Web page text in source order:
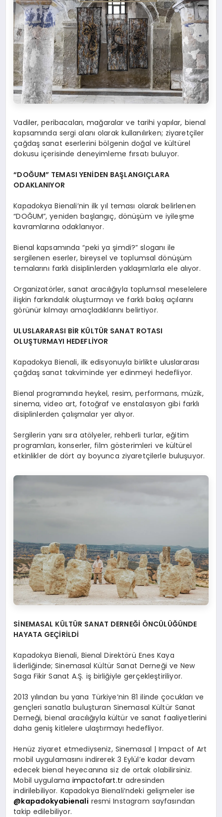
Vadiler, peribacaları, mağaralar ve tarihi yapılar, bienal
kapsamında sergi alanı olarak kullanılırken; ziyaretçiler
çağdaş sanat eserlerini bölgenin doğal ve kültürel
dokusu içerisinde deneyimleme fırsatı buluyor.
“DOĞUM” TEMASI YENİDEN BAŞLANGIÇLARA
ODAKLANIYOR
Kapadokya Bienali’nin ilk yıl teması olarak belirlenen
“DOĞUM”, yeniden başlangıç, dönüşüm ve iyileşme
kavramlarına odaklanıyor.
Bienal kapsamında “peki ya şimdi?” sloganı ile
sergilenen eserler, bireysel ve toplumsal dönüşüm
temalarını farklı disiplinlerden yaklaşımlarla ele alıyor.
Organizatörler, sanat aracılığıyla toplumsal meselelere
ilişkin farkındalık oluşturmayı ve farklı bakış açılarını
görünür kılmayı amaçladıklarını belirtiyor.
ULUSLARARASI BİR KÜLTÜR SANAT ROTASI
OLUŞTURMAYI HEDEFLİYOR
Kapadokya Bienali, ilk edisyonuyla birlikte uluslararası
çağdaş sanat takviminde yer edinmeyi hedefliyor.
Bienal programında heykel, resim, performans, müzik,
sinema, video art, fotoğraf ve enstalasyon gibi farklı
disiplinlerden çalışmalar yer alıyor.
Sergilerin yanı sıra atölyeler, rehberli turlar, eğitim
programları, konserler, film gösterimleri ve kültürel
etkinlikler de dört ay boyunca ziyaretçilerle buluşuyor.
SİNEMASAL KÜLTÜR SANAT DERNEĞİ ÖNCÜLÜĞÜNDE
HAYATA GEÇİRİLDİ
Kapadokya Bienali, Bienal Direktörü Enes Kaya
liderliğinde; Sinemasal Kültür Sanat Derneği ve New
Saga Fikir Sanat A.Ş. iş birliğiyle gerçekleştiriliyor.
2013 yılından bu yana Türkiye’nin 81 ilinde çocukları ve
gençleri sanatla buluşturan Sinemasal Kültür Sanat
Derneği, bienal aracılığıyla kültür ve sanat faaliyetlerini
daha geniş kitlelere ulaştırmayı hedefliyor.
Henüz ziyaret etmediyseniz, Sinemasal | Impact of Art
mobil uygulamasını indirerek 3 Eylül’e kadar devam
edecek bienal heyecanına siz de ortak olabilirsiniz.
Mobil uygulama impactofart.tr adresinden
indirilebiliyor. Kapadokya Bienali’ndeki gelişmeler ise
@kapadokyabienali resmi Instagram sayfasından
takip edilebiliyor.